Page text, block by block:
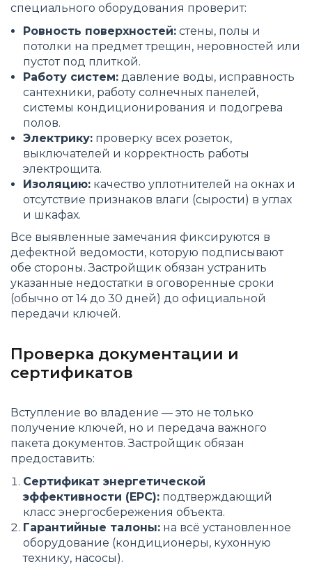
специального оборудования проверит:
Ровность поверхностей: стены, полы и
потолки на предмет трещин, неровностей или
пустот под плиткой.
Работу систем: давление воды, исправность
сантехники, работу солнечных панелей,
системы кондиционирования и подогрева
полов.
Электрику: проверку всех розеток,
выключателей и корректность работы
электрощита.
Изоляцию: качество уплотнителей на окнах и
отсутствие признаков влаги (сырости) в углах
и шкафах.
Все выявленные замечания фиксируются в
дефектной ведомости, которую подписывают
обе стороны. Застройщик обязан устранить
указанные недостатки в оговоренные сроки
(обычно от 14 до 30 дней) до официальной
передачи ключей.
Проверка документации и
сертификатов
Вступление во владение — это не только
получение ключей, но и передача важного
пакета документов. Застройщик обязан
предоставить:
Сертификат энергетической
эффективности (EPC): подтверждающий
класс энергосбережения объекта.
Гарантийные талоны: на всё установленное
оборудование (кондиционеры, кухонную
технику, насосы).